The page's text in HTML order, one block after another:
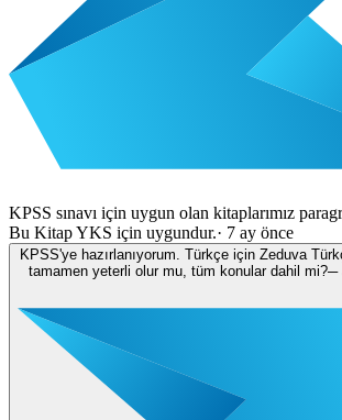
KPSS sınavı için uygun olan kitaplarımız
Bu Kitap YKS için uygundur.· 7 ay önce
KPSS'ye hazırlanıyorum. Türkçe için Zeduva
tamamen yeterli olur mu, tüm konular dahil mi?─